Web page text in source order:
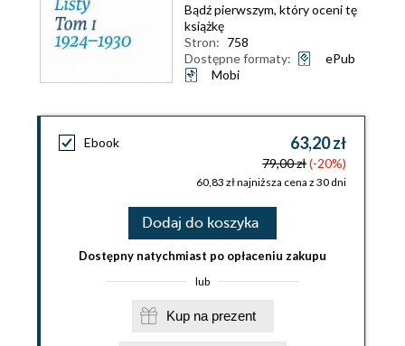
Bądź pierwszym, który oceni tę
książkę
Stron: 758
Dostępne formaty:
ePub
Mobi
Ebook 63,20 zł
79,00 zł(-20%)
60,83 zł najniższa cena z 30 dni
Dodaj do koszyka
Dostępny natychmiast po opłaceniu zakupu
lub
Kup na prezent